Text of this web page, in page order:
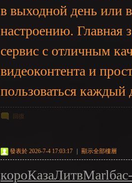
в выходной день или
настроению. Главная
сервис с отличным
видеоконтента и
пользоваться каждый
回復
發表於 2026-7-4 17:03:17 顯示全部樓層
короКазаЛитвMarlбас-